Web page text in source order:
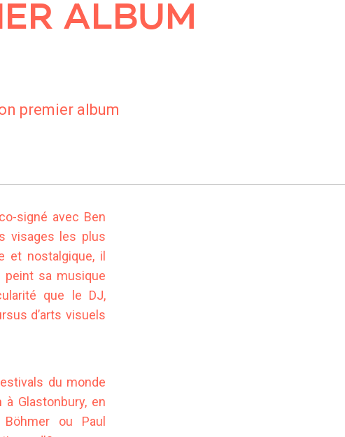
ALBUM
premier album
signé avec Ben
visages les plus
et nostalgique, il
sa musique
que le DJ,
d’arts visuels
du monde
Glastonbury, en
ou Paul